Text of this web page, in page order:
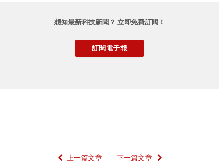
想知最新科技新聞？ 立即免費訂閱！
上一篇文章
下一篇文章